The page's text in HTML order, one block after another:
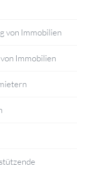
von Immobilien
Immobilien